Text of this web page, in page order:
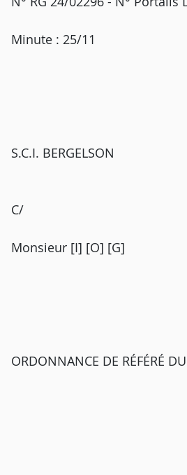
Minute : 25/11
S.C.I. BERGELSON
C/
Monsieur [I] [O] [G]
ORDONNANCE DE RÉFÉRÉ